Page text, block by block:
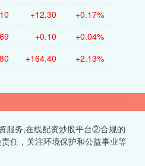
+12.30 +0.17%
+0.10 +0.04%
+164.40 +2.13%
服务,在线配资炒股平台②合规的
任，关注环境保护和公益事业等